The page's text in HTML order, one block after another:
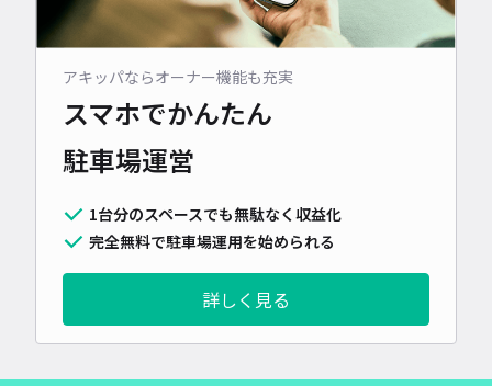
アキッパならオーナー機能も充実
スマホでかんたん
駐車場運営
1台分のスペースでも無駄なく収益化
完全無料で駐車場運用を始められる
詳しく見る